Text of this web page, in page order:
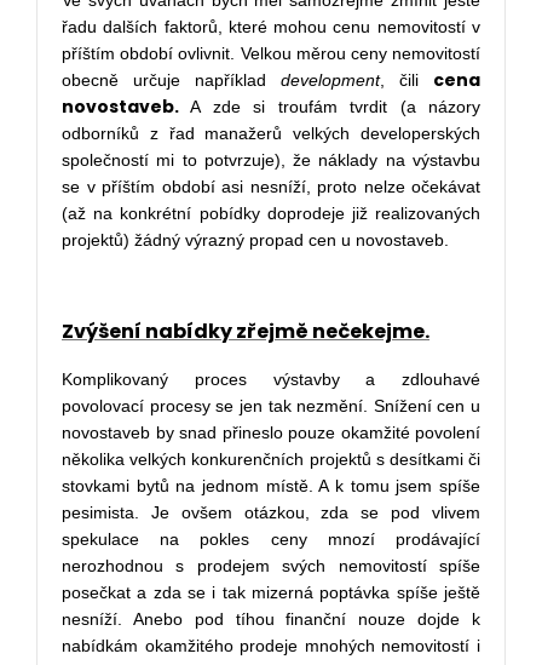
řadu dalších faktorů, které mohou cenu nemovitostí v
příštím období ovlivnit. Velkou měrou ceny nemovitostí
obecně určuje například development, čili cena
novostaveb. A zde si troufám tvrdit (a názory
odborníků z řad manažerů velkých developerských
společností mi to potvrzuje), že náklady na výstavbu
se v příštím období asi nesníží, proto nelze očekávat
(až na konkrétní pobídky doprodeje již realizovaných
projektů) žádný výrazný propad cen u novostaveb.
Zvýšení nabídky zřejmě nečekejme.
Komplikovaný proces výstavby a zdlouhavé
povolovací procesy se jen tak nezmění. Snížení cen u
novostaveb by snad přineslo pouze okamžité povolení
několika velkých konkurenčních projektů s desítkami či
stovkami bytů na jednom místě. A k tomu jsem spíše
pesimista. Je ovšem otázkou, zda se pod vlivem
spekulace na pokles ceny mnozí prodávající
nerozhodnou s prodejem svých nemovitostí spíše
posečkat a zda se i tak mizerná poptávka spíše ještě
nesníží. Anebo pod tíhou finanční nouze dojde k
nabídkám okamžitého prodeje mnohých nemovitostí i